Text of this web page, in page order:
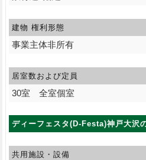
建物 権利形態
事業主体非所有
居室数および定員
30室 全室個室
ディーフェスタ(D-Festa)神戸大沢
共用施設・設備